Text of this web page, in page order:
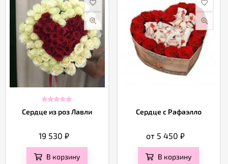
Сердце из роз Лавли
19 530₽
В корзину
Сердце с Рафаэлло
от 5 450₽
В корзину